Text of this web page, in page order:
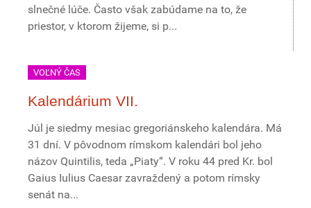
slnečné lúče. Často však zabúdame na to, že
priestor, v ktorom žijeme, si p...
VOĽNÝ ČAS
Kalendárium VII.
Júl je siedmy mesiac gregoriánskeho kalendára. Má
31 dní. V pôvodnom rímskom kalendári bol jeho
názov Quintilis, teda „Piaty“. V roku 44 pred Kr. bol
Gaius Iulius Caesar zavraždený a potom rímsky
senát na...